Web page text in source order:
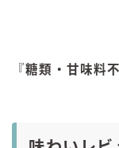
『糖類・甘味料